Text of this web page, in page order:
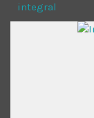
integral